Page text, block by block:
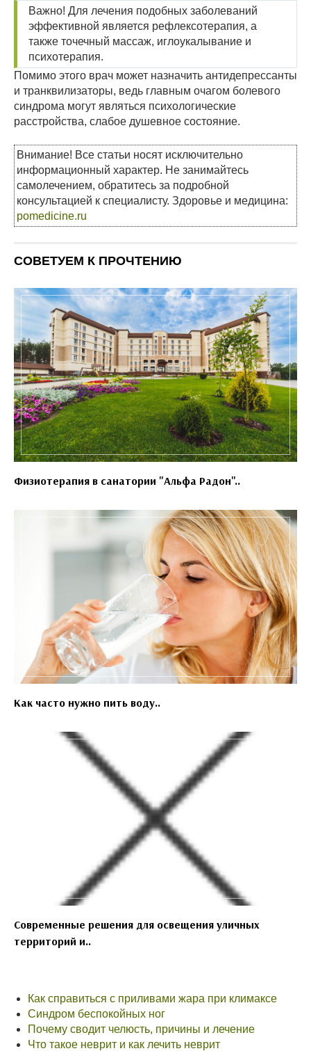
Важно! Для лечения подобных заболеваний
эффективной является рефлексотерапия, а
также точечный массаж, иглоукалывание и
психотерапия.
Помимо этого врач может назначить антидепрессанты
и транквилизаторы, ведь главным очагом болевого
синдрома могут являться психологические
расстройства, слабое душевное состояние.
Внимание! Все статьи носят исключительно
информационный характер. Не занимайтесь
самолечением, обратитесь за подробной
консультацией к специалисту. Здоровье и медицина:
pomedicine.ru
СОВЕТУЕМ К ПРОЧТЕНИЮ
Физиотерапия в санатории "Альфа Радон"..
Как часто нужно пить воду..
Современные решения для освещения уличных
территорий и..
Как справиться с приливами жара при климаксе
Синдром беспокойных ног
Почему сводит челюсть, причины и лечение
Что такое неврит и как лечить неврит